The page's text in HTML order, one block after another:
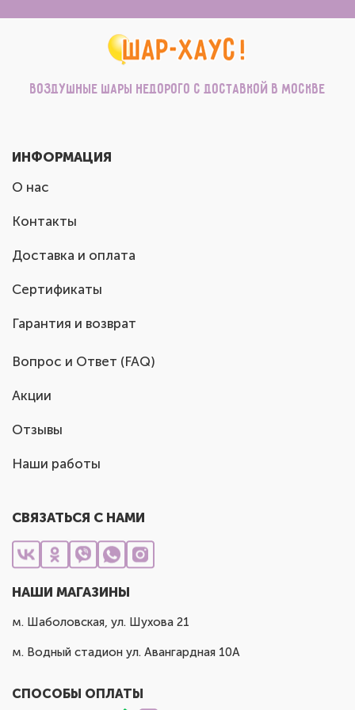
Воздушные шары недорого с доставкой в Москве
ИНФОРМАЦИЯ
О нас
Контакты
Доставка и оплата
Сертификаты
Гарантия и возврат
Вопрос и Ответ (FAQ)
Акции
Отзывы
Наши работы
СВЯЗАТЬСЯ С НАМИ
НАШИ МАГАЗИНЫ
м. Шаболовская, ул. Шухова 21
м. Водный стадион ул. Авангардная 10А
СПОСОБЫ ОПЛАТЫ